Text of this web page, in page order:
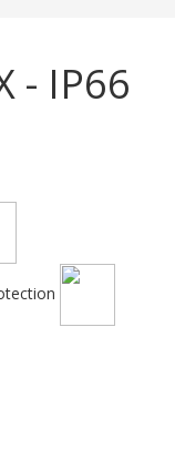
- IP66